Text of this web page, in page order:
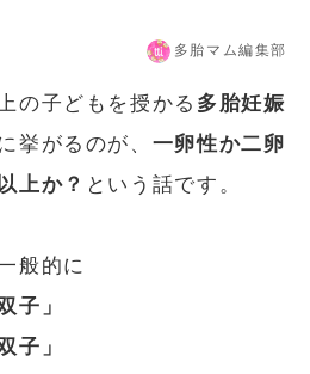
多胎マム編集部
の子どもを授かる 多胎妊娠
挙がるのが、 一卵性か二卵
上か？ という話です。
般的に
子」
子」